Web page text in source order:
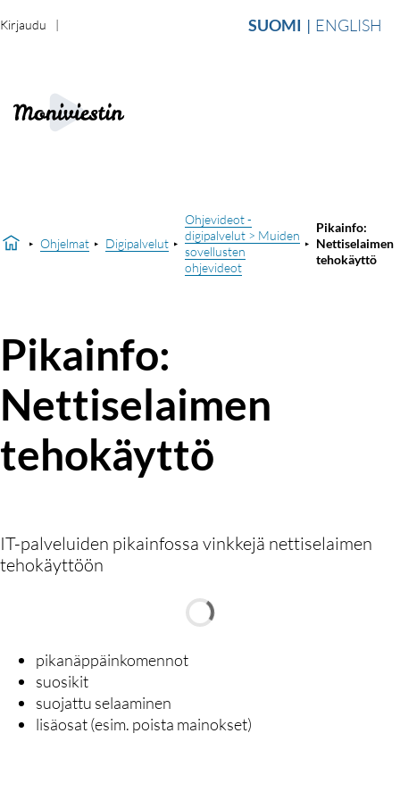
SUOMI ENGLISH
Kirjaudu
Ohjelmat Digipalvelut
Ohjevideot -
digipalvelut > Muiden
sovellusten
ohjevideot
Pikainfo:
Nettiselaimen
tehokäyttö
Pikainfo:
Nettiselaimen
tehokäyttö
IT-palveluiden pikainfossa vinkkejä nettiselaimen
tehokäyttöön
pikanäppäinkomennot
suosikit
suojattu selaaminen
lisäosat (esim. poista mainokset)